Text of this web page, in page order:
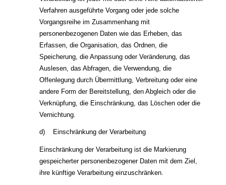
Verfahren ausgeführte Vorgang oder jede solche
Vorgangsreihe im Zusammenhang mit
personenbezogenen Daten wie das Erheben, das
Erfassen, die Organisation, das Ordnen, die
Speicherung, die Anpassung oder Veränderung, das
Auslesen, das Abfragen, die Verwendung, die
Offenlegung durch Übermittlung, Verbreitung oder eine
andere Form der Bereitstellung, den Abgleich oder die
Verknüpfung, die Einschränkung, das Löschen oder die
Vernichtung.
d) Einschränkung der Verarbeitung
Einschränkung der Verarbeitung ist die Markierung
gespeicherter personenbezogener Daten mit dem Ziel,
ihre künftige Verarbeitung einzuschränken.